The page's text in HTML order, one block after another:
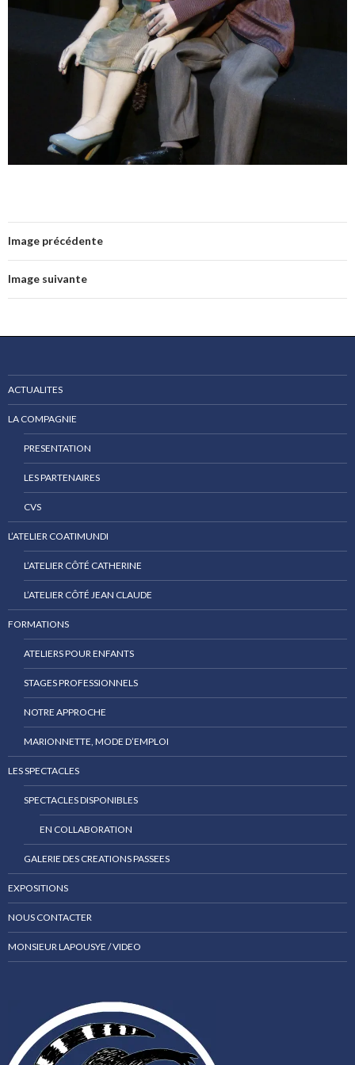
Image précédente
Image suivante
ACTUALITES
LA COMPAGNIE
PRESENTATION
LES PARTENAIRES
CVS
L’ATELIER COATIMUNDI
L’ATELIER CÔTÉ CATHERINE
L’ATELIER CÔTÉ JEAN CLAUDE
FORMATIONS
ATELIERS POUR ENFANTS
STAGES PROFESSIONNELS
NOTRE APPROCHE
MARIONNETTE, MODE D’EMPLOI
LES SPECTACLES
SPECTACLES DISPONIBLES
EN COLLABORATION
GALERIE DES CREATIONS PASSEES
EXPOSITIONS
NOUS CONTACTER
MONSIEUR LAPOUSYE / VIDEO